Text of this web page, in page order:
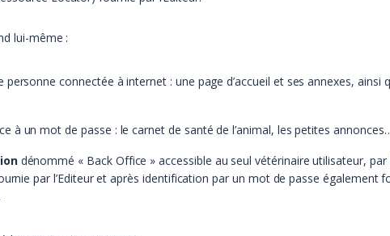
lui-même :
personne connectée à internet : une page d’accueil et ses annexes,
à un mot de passe : le carnet de santé de l’animal, les petites
dénommé « Back Office » accessible au seul vétérinaire utilisateur,
par l’Editeur et après identification par un mot de passe également